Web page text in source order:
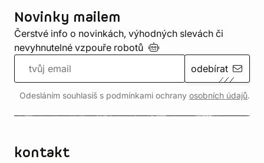
Novinky mailem
Čerstvé info o novinkách, výhodných slevách či
nevyhnutelné vzpouře robotů
odebírat
Odesláním souhlasíš s podmínkami ochrany osobních údajů.
kontakt